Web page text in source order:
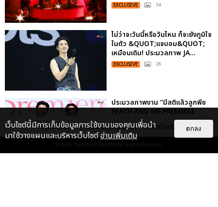
EXCLUSIVE : 34
ไม่ว่าจะวันนี้หรือวันไหน ก็จะยังภูมิใจ
ในตัว &QUOT;แจบอม&QUOT;
เหมือนเดิม! ประมวลภาพ JA...
EXCLUSIVE : 28
ประมวลภาพงาน “มีสติแล้วลูกพีช
PEACH AND ME PREMIERE
NIGHT” ปอนด์-ภูวินทร์ คลั่งรัก
หวา...
EXCLUSIVE
เกี่ยวกับเรา ติดต่อลงโฆษณา ติดต่อเรา
© 2026 THAITICKETMAJOR All Rights Reserved.
เว็บไซต์นี้มีการเก็บข้อมูลการใช้งานของคุณเพื่อนำ
มาใช้วางแผนและบริหารเว็บไซต์อ่านเพิ่มเติม
ตกลง